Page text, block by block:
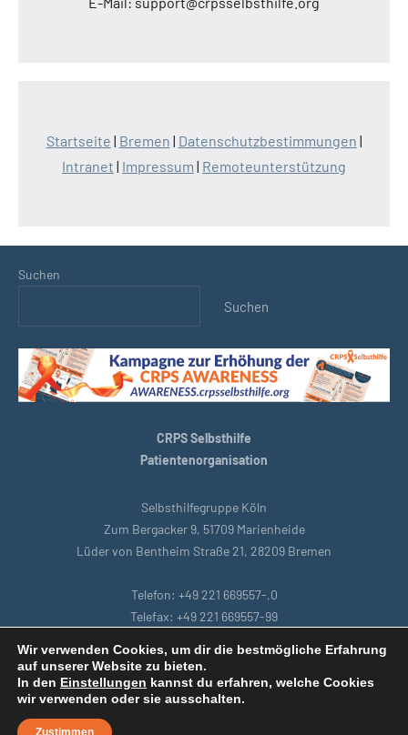
Startseite | Bremen | Datenschutzbestimmungen |
Intranet | Impressum | Remoteunterstützung
Suchen
Suchen
CRPS Selbsthilfe
Patientenorganisation
Selbsthilfegruppe Köln
Zum Bergacker 9, 51709 Marienheide
Lüder von Bentheim Straße 21, 28209 Bremen
Telefon: +49 221 669557-,0
Telefax: +49 221 669557-99
Startseite|Bremen |Datenschutzbestimmungen|Intranet|
Impressum|Remoteunterstützung
Wir verwenden Cookies, um dir die bestmögliche Erfahrung
auf unserer Website zu bieten.
In den Einstellungen kannst du erfahren, welche Cookies
wir verwenden oder sie ausschalten.
Zustimmen